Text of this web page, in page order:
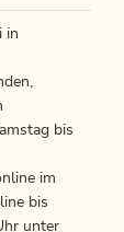
in
bis
im
bis
unter